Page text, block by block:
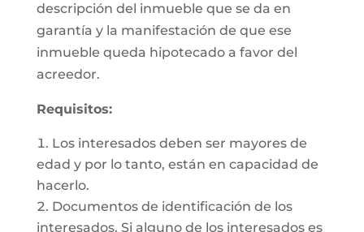
descripción del inmueble que se da en
garantía y la manifestación de que ese
inmueble queda hipotecado a favor del
acreedor.
Requisitos:
Los interesados deben ser mayores de
edad y por lo tanto, están en capacidad de
hacerlo.
Documentos de identificación de los
interesados. Si alguno de los interesados es